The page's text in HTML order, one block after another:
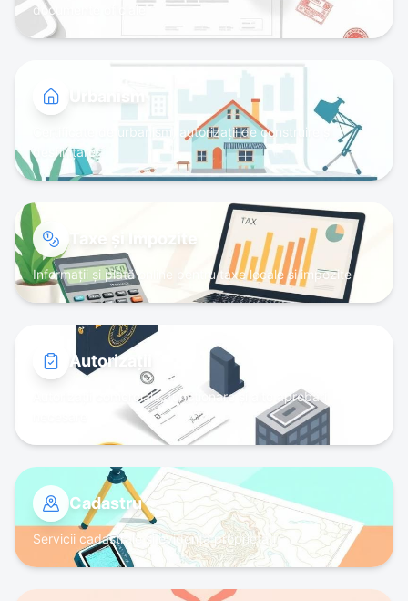
documente oficiale
Certificate de urbanism, autorizații de construire și
desființare
Taxe și Impozite
Informații și plată online pentru taxe locale și impozite
Autorizații
Autorizații comerciale, funcționare și alte aprobări
Cadastru
Servicii cadastrale și evidență proprietăți